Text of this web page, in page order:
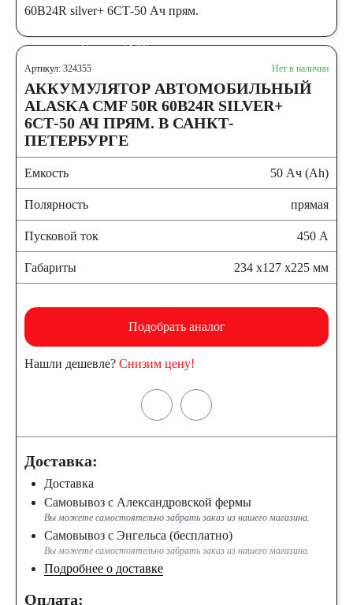
автомобили
Емкость (A/H)
35 38 40
42
66
72
77 78 80
82 84 85
Артикул: 324355 Нет в наличии
АККУМУЛЯТОР АВТОМОБИЛЬНЫЙ
ALASKA CMF 50R 60B24R SILVER+
6СТ-50 АЧ ПРЯМ. В САНКТ-
ПЕТЕРБУРГЕ
Емкость 50 Ач (Ah)
Полярность прямая
Пусковой ток 450 А
Габариты 234 x127 x225 мм
Подобрать аналог
Нашли дешевле? Снизим цену!
Доставка:
Доставка
Самовывоз с Александровской фермы
Вы можете самостоятельно забрать заказ из нашего магазина.
Самовывоз с Энгельса (бесплатно)
Вы можете самостоятельно забрать заказ из нашего магазина.
Подробнее о доставке
Оплата: